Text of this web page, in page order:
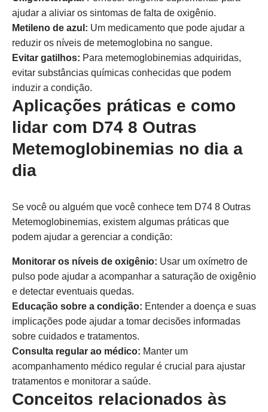
ajudar a aliviar os sintomas de falta de oxigênio.
Metileno de azul: Um medicamento que pode ajudar a
reduzir os níveis de metemoglobina no sangue.
Evitar gatilhos: Para metemoglobinemias adquiridas,
evitar substâncias químicas conhecidas que podem
induzir a condição.
Aplicações práticas e como
lidar com D74 8 Outras
Metemoglobinemias no dia a
dia
Se você ou alguém que você conhece tem D74 8 Outras
Metemoglobinemias, existem algumas práticas que
podem ajudar a gerenciar a condição:
Monitorar os níveis de oxigênio: Usar um oxímetro de
pulso pode ajudar a acompanhar a saturação de oxigênio
e detectar eventuais quedas.
Educação sobre a condição: Entender a doença e suas
implicações pode ajudar a tomar decisões informadas
sobre cuidados e tratamentos.
Consulta regular ao médico: Manter um
acompanhamento médico regular é crucial para ajustar
tratamentos e monitorar a saúde.
Conceitos relacionados às